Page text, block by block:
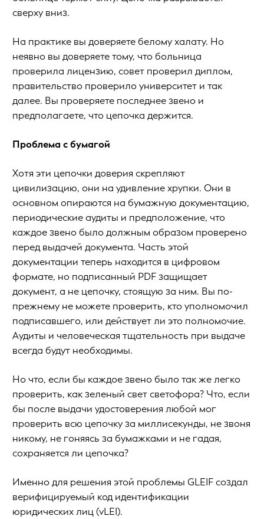
сверху вниз.
На практике вы доверяете белому халату. Но
неявно вы доверяете тому, что больница
проверила лицензию, совет проверил диплом,
правительство проверило университет и так
далее. Вы проверяете последнее звено и
предполагаете, что цепочка держится.
Проблема с бумагой
Хотя эти цепочки доверия скрепляют
цивилизацию, они на удивление хрупки. Они в
основном опираются на бумажную документацию,
периодические аудиты и предположение, что
каждое звено было должным образом проверено
перед выдачей документа. Часть этой
документации теперь находится в цифровом
формате, но подписанный PDF защищает
документ, а не цепочку, стоящую за ним. Вы по-
прежнему не можете проверить, кто уполномочил
подписавшего, или действует ли это полномочие.
Аудиты и человеческая тщательность при выдаче
всегда будут необходимы.
Но что, если бы каждое звено было так же легко
проверить, как зеленый свет светофора? Что, если
бы после выдачи удостоверения любой мог
проверить всю цепочку за миллисекунды, не звоня
никому, не гоняясь за бумажками и не гадая,
сохраняется ли цепочка?
Именно для решения этой проблемы GLEIF создал
верифицируемый код идентификации
юридических лиц (vLEI).